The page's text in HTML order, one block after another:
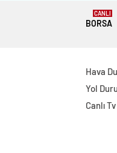
BORSA
CANLI
Hava
Yol
Canlı